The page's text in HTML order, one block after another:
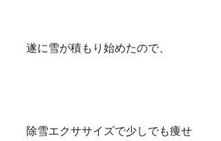
遂に雪が積もり始めたので、
除雪エクササイズで少しでも痩せ